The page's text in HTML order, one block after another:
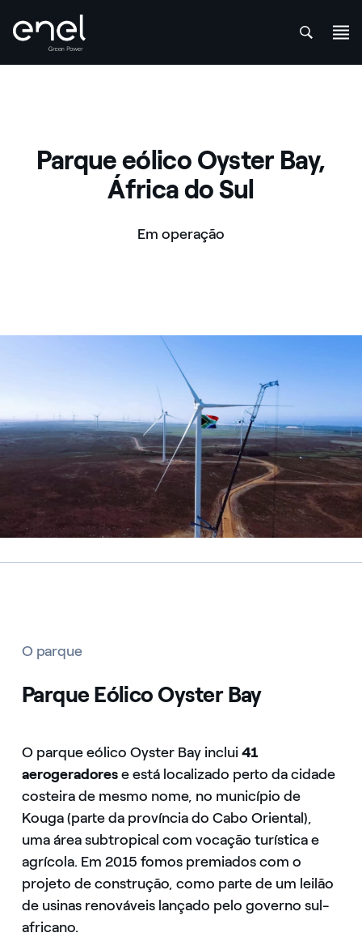
Parque eólico Oyster Bay,
África do Sul
Em operação
O parque
Parque Eólico Oyster Bay
O parque eólico Oyster Bay inclui 41
aerogeradorese está localizado perto da cidade
costeira de mesmo nome, no município de
Kouga (parte da província do Cabo Oriental),
uma área subtropical com vocação turística e
agrícola. Em 2015 fomos premiados com o
projeto de construção, como parte de um leilão
de usinas renováveis ​​lançado pelo governo sul-
africano.